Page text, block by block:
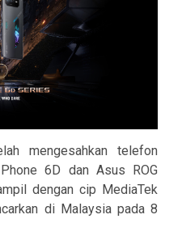
mengesahkan telefon
6D dan Asus ROG
dengan cip MediaTek
di Malaysia pada 8